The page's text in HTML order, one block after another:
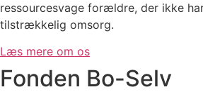
ressourcesvage forældre, der ikke
tilstrækkelig omsorg.
Læs mere om os
Fonden Bo-Selv